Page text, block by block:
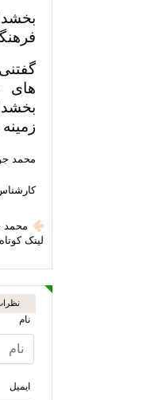
های
زمینه
محمد
محمد
لینک
نام
ایمیل